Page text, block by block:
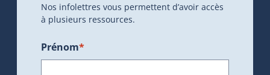
Nos infolettres vous permettent d’avoir accès
à plusieurs ressources.
Prénom*